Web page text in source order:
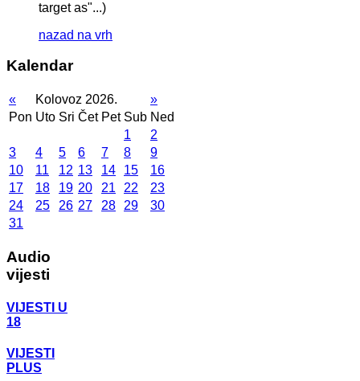
target as"...)
nazad na vrh
Kalendar
« Kolovoz 2026.
»
Pon Uto Sri Čet Pet Sub Ned
1
2
3
4 5 6 7 8
9
10
11 12 13 14 15
16
17
18 19 20 21 22
23
24
25 26 27 28 29
30
31
Audio
vijesti
VIJESTI U
18
VIJESTI
PLUS